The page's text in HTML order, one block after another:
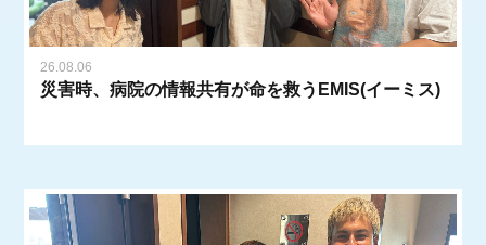
26.08.06
災害時、病院の情報共有が命を救うEMIS(イーミス)